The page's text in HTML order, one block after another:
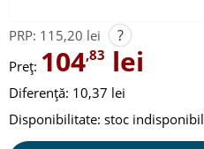
PRP: 115,20 lei ?
Preț: 104,83 lei
Diferență: 10,37 lei
Disponibilitate: stoc indisponibil